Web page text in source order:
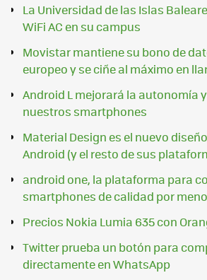
La Universidad de las Islas
WiFi AC en su campus
Movistar mantiene su bono de
europeo y se ciñe al máximo en
Android L mejorará la autonomía
nuestros smartphones
Material Design es el nuevo
Android (y el resto de sus
android one, la plataforma para
smartphones de calidad por
Precios Nokia Lumia 635 con
Twitter prueba un botón para
directamente en WhatsApp